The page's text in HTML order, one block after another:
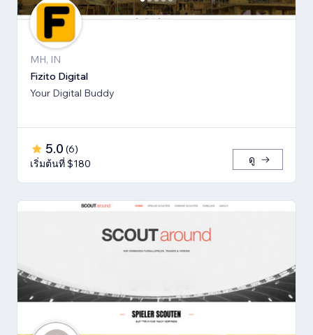
MH, IN
Fizito Digital
Your Digital Buddy
5.0 (6)
เริ่มต้นที่ $180
ดู